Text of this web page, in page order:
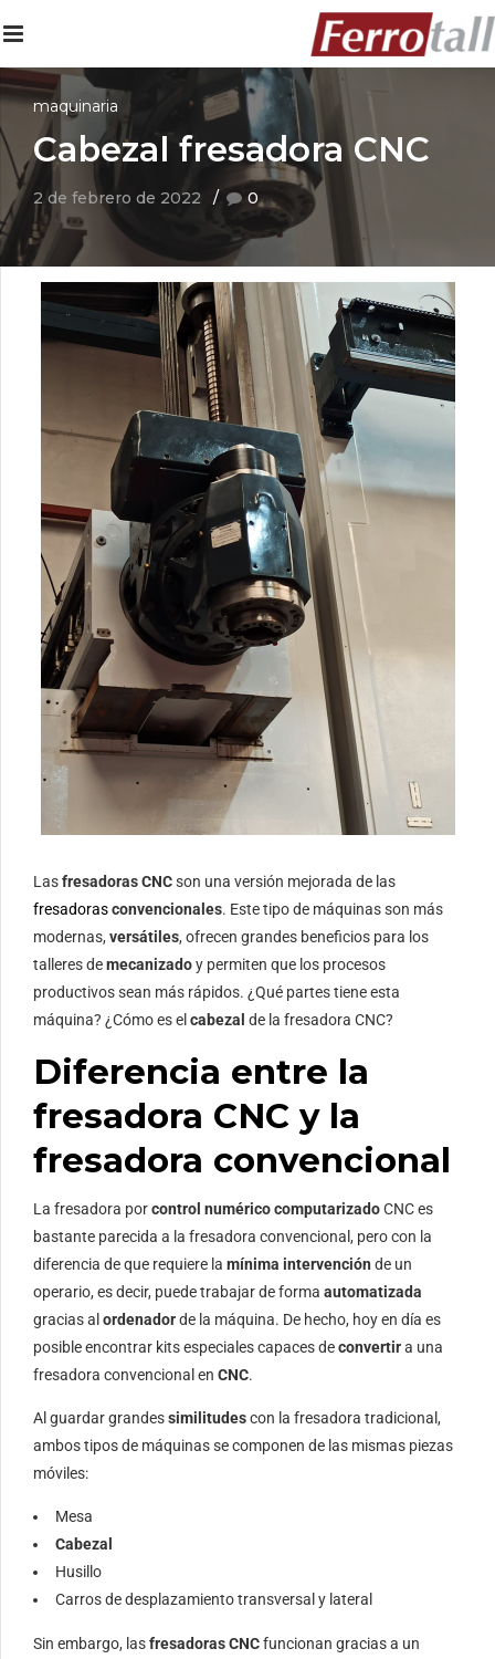
maquinaria
Cabezal fresadora CNC
2 de febrero de 2022 0
Lasfresadoras CNCson una versión mejorada de las
fresadorasconvencionales. Este tipo de máquinas son más
modernas, versátiles, ofrecen grandes beneficios para los
talleres demecanizadoy permiten que los procesos
productivos sean más rápidos. ¿Qué partes tiene esta
máquina? ¿Cómo es el cabezal de la fresadora CNC?
Diferencia entre la
fresadora CNC y la
fresadora convencional
La fresadora porcontrol numérico computarizadoCNC es
bastante parecida a la fresadora convencional, pero con la
diferencia de que requiere la mínima intervención de un
operario, es decir, puede trabajar de forma automatizada
gracias al ordenadorde la máquina. De hecho, hoy en día es
posible encontrar kits especiales capaces deconvertira una
fresadora convencional en CNC.
Al guardar grandessimilitudescon la fresadora tradicional,
ambos tipos de máquinas se componen de las mismas piezas
móviles:
Mesa
Cabezal
Husillo
Carros de desplazamiento transversal y lateral
Sin embargo, lasfresadoras CNCfuncionan gracias a un